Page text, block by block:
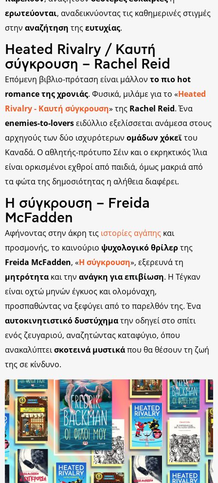
ερωτεύονται, αναδεικνύοντας τις καθημερινές στιγμές
στην αναζήτηση τηςευτυχίας.
Heated Rivalry / Καυτή
σύγκρουση – Rachel Reid
Επόμενη βιβλιο-πρόταση είναι μάλλον το πιο hot
romance της χρονιάς. Φυσικά, μιλάμε για το «Heated
Rivalry - Καυτή σύγκρουση» της Rachel Reid. Ένα
enemies-to-loversειδύλλιο εξελίσσεται ανάμεσα στους
αρχηγούς των δύο ισχυρότερων ομάδων χόκεϊτου
Καναδά. Ο αθλητής-πρότυπο Σέιν και ο εκρηκτικός Ίλια
είναι ορκισμένοι εχθροί από παιδιά, όμως μακριά από
τα φώτα της δημοσιότητας η αλήθεια διαφέρει.
Η σύγκρουση – Freida
McFadden
Αφήνοντας στην άκρη τις ιστορίες αγάπης και
προσμονής, το καινούριο ψυχολογικό θρίλερτης
Freida McFadden, «Η σύγκρουση», εξερευνά τη
μητρότητα και την ανάγκη για επιβίωση. Η Τέγκαν
είναι οχτώ μηνών έγκυος και ολομόναχη,
προσπαθώντας να ξεφύγει από το παρελθόν της. Ένα
αυτοκινητιστικό δυστύχηματην οδηγεί στο σπίτι
ενός ζευγαριού, αναζητώντας καταφύγιο, όπου
ανακαλύπτεισκοτεινά μυστικάπου θα θέσουν τη ζωή
της σε κίνδυνο.